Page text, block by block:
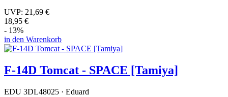
UVP: 21,69 €
18,95 €
- 13%
in den Warenkorb
F-14D Tomcat - SPACE [Tamiya]
EDU 3DL48025 · Eduard